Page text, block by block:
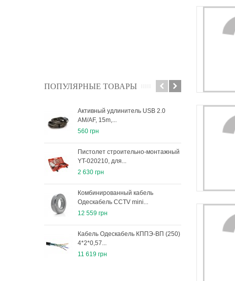
ПОПУЛЯРНЫЕ ТОВАРЫ
Активный удлинитель USB 2.0
AM/AF, 15m,...
560 грн
Пистолет строительно-монтажный
YT-020210, для...
2 630 грн
Комбинированный кабель
Одескабель ССTV mini...
12 559 грн
Кабель Одескабель КППЭ-ВП (250)
4*2*0,57...
11 619 грн
1 638
791
1 170